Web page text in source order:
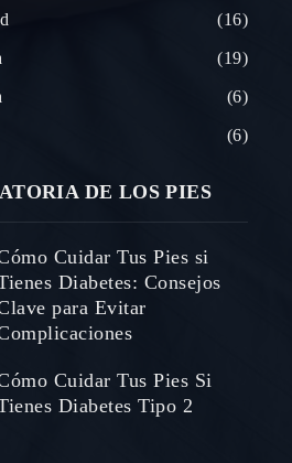
16
19
6
6
DE LOS PIES
Cuidar Tus Pies si
Diabetes: Consejos
para Evitar
Cuidar Tus Pies Si
Diabetes Tipo 2